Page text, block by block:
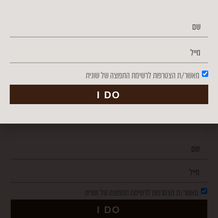
משקה אלוורה פרידום
ג'ל אלוורה לשתייה
הניוזלטר שלי
הצטרפו אל רשימת התפוצה שלי וקבלו מיד חוברת מתכוני שייקים שווים
מאשר/ת הצטרפות לרשימת התפוצה של שונית
I DO
מאשר/ת הצטרפות לרשימת התפוצה של שונית
I DO